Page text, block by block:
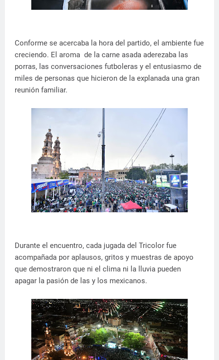
Conforme se acercaba la hora del partido, el ambiente fue
creciendo. El aroma de la carne asada aderezaba las
porras, las conversaciones futboleras y el entusiasmo de
miles de personas que hicieron de la explanada una gran
reunión familiar.
Durante el encuentro, cada jugada del Tricolor fue
acompañada por aplausos, gritos y muestras de apoyo
que demostraron que ni el clima ni la lluvia pueden
apagar la pasión de las y los mexicanos.